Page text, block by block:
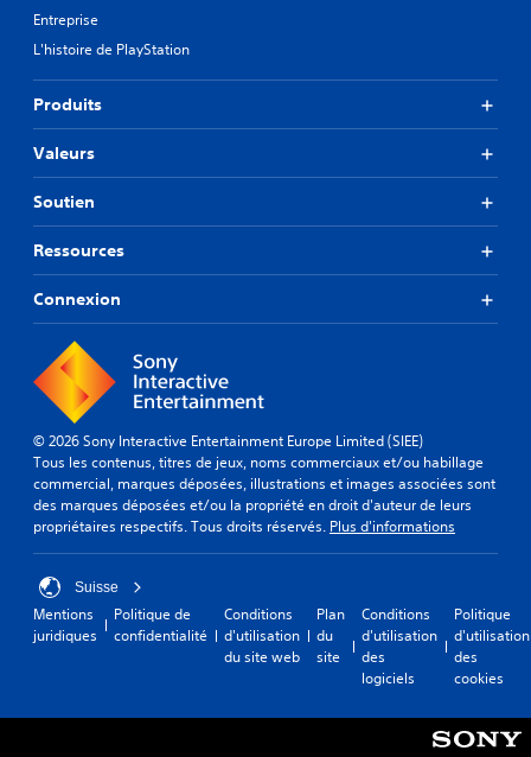
Entreprise
L'histoire de PlayStation
Produits
Valeurs
Soutien
Ressources
Connexion
© 2026 Sony Interactive Entertainment Europe Limited (SIEE)
Tous les contenus, titres de jeux, noms commerciaux et/ou habillage
commercial, marques déposées, illustrations et images associées sont
des marques déposées et/ou la propriété en droit d'auteur de leurs
propriétaires respectifs. Tous droits réservés. Plus d'informations
Suisse
Mentions
juridiques
Politique de
confidentialité
Conditions
d'utilisation
du site web
Plan
du
site
Conditions
d'utilisation
des
logiciels
Politique
d'utilisation
des
cookies